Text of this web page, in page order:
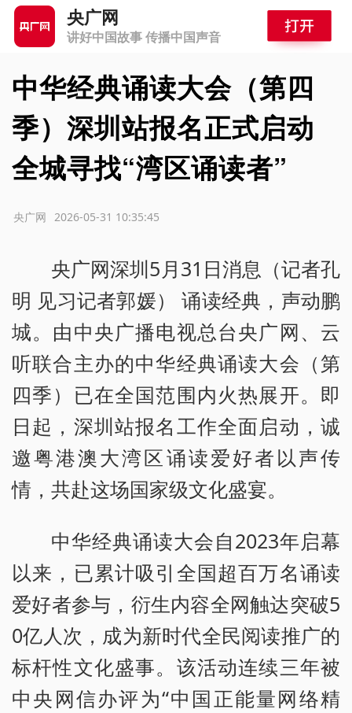
央广网
讲好中国故事 传播中国声音
中华经典诵读大会（第四
季）深圳站报名正式启动
全城寻找“湾区诵读者”
2026-05-31 10:35:45
央广网
央广网深圳5月31日消息（记者孔
明 见习记者郭媛） 诵读经典，声动鹏
城。由中央广播电视总台央广网、云
听联合主办的中华经典诵读大会（第
四季）已在全国范围内火热展开。即
日起，深圳站报名工作全面启动，诚
邀粤港澳大湾区诵读爱好者以声传
情，共赴这场国家级文化盛宴。
中华经典诵读大会自2023年启幕
以来，已累计吸引全国超百万名诵读
爱好者参与，衍生内容全网触达突破5
0亿人次，成为新时代全民阅读推广的
标杆性文化盛事。该活动连续三年被
中央网信办评为“中国正能量网络精